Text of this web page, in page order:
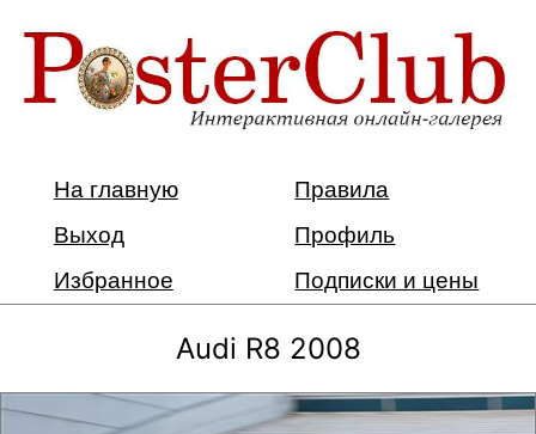
На главную
Правила
Выход
Профиль
Избранное
Подписки и цены
Audi R8 2008